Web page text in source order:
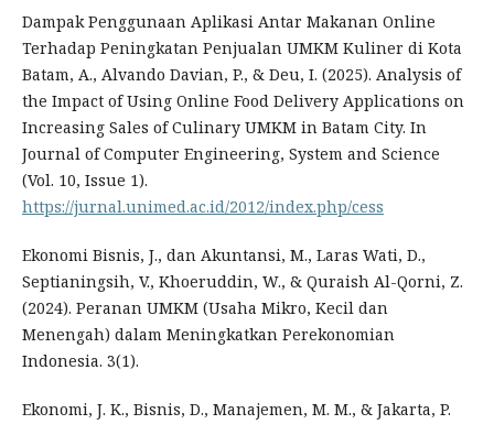
Dampak Penggunaan Aplikasi Antar Makanan Online
Terhadap Peningkatan Penjualan UMKM Kuliner di Kota
Batam, A., Alvando Davian, P., & Deu, I. (2025). Analysis of
the Impact of Using Online Food Delivery Applications on
Increasing Sales of Culinary UMKM in Batam City. In
Journal of Computer Engineering, System and Science
(Vol. 10, Issue 1).
https://jurnal.unimed.ac.id/2012/index.php/cess
Ekonomi Bisnis, J., dan Akuntansi, M., Laras Wati, D.,
Septianingsih, V., Khoeruddin, W., & Quraish Al-Qorni, Z.
(2024). Peranan UMKM (Usaha Mikro, Kecil dan
Menengah) dalam Meningkatkan Perekonomian
Indonesia. 3(1).
Ekonomi, J. K., Bisnis, D., Manajemen, M. M., & Jakarta, P.